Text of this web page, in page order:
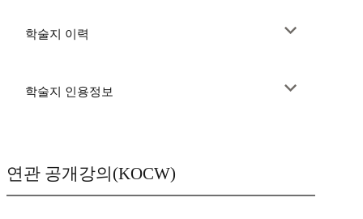
학술지 이력
학술지 인용정보
연관 공개강의(KOCW)